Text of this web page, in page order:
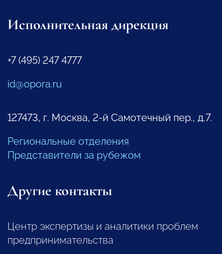
Исполнительная дирекция
+7 (495) 247 4777
id@opora.ru
127473, г. Москва, 2-й Самотечный пер., д.7.
Региональные отделения
Представители за рубежом
Другие контакты
Центр экспертизы и аналитики проблем
предпринимательства